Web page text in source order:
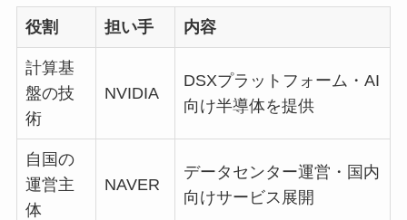
役割 担い手 内容
計算基
盤の技
術
NVIDIA
DSXプラットフォーム・AI
向け半導体を提供
自国の
運営主
体
NAVER
データセンター運営・国内
向けサービス展開